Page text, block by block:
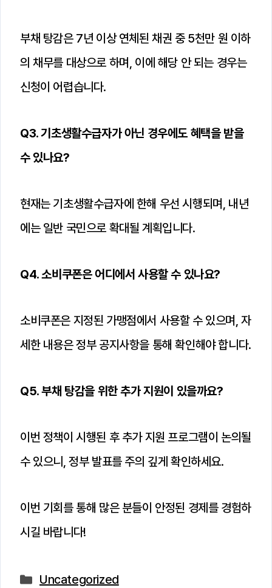
부채 탕감은 7년 이상 연체된 채권 중 5천만 원 이하
의 채무를 대상으로 하며, 이에 해당 안 되는 경우는
신청이 어렵습니다.
Q3. 기초생활수급자가 아닌 경우에도 혜택을 받을
수 있나요?
현재는 기초생활수급자에 한해 우선 시행되며, 내년
에는 일반 국민으로 확대될 계획입니다.
Q4. 소비쿠폰은 어디에서 사용할 수 있나요?
소비쿠폰은 지정된 가맹점에서 사용할 수 있으며, 자
세한 내용은 정부 공지사항을 통해 확인해야 합니다.
Q5. 부채 탕감을 위한 추가 지원이 있을까요?
이번 정책이 시행된 후 추가 지원 프로그램이 논의될
수 있으니, 정부 발표를 주의 깊게 확인하세요.
이번 기회를 통해 많은 분들이 안정된 경제를 경험하
시길 바랍니다!
카
Uncategorized